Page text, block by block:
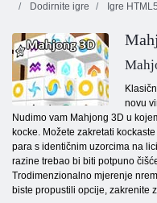
Dodirnite igre
Igre HTML5
novu
Nudimo vam Mahjong 3D u
kocke. Možete zakretati
para s identičnim uzorcima na
razine trebao bi biti potpuno
Trodimenzionalno mjerenje
biste propustili opcije, zakrenite